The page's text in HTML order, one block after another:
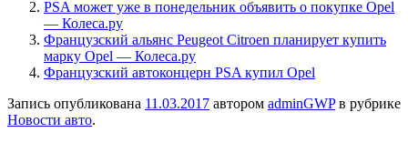
PSA может уже в понедельник объявить о покупке Opel
— Колеса.ру
Французский альянс Peugeot Citroen планирует купить
марку Opel — Колеса.ру
Французский автоконцерн PSA купил Opel
Запись опубликована 11.03.2017 автором adminGWPв рубрике
Новости авто.